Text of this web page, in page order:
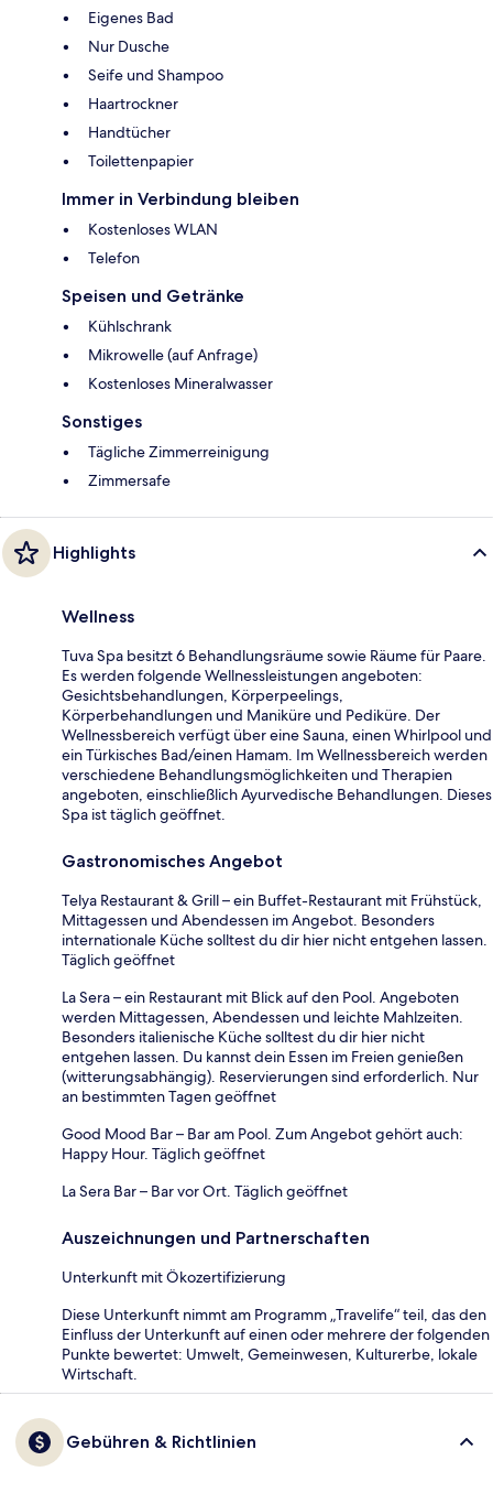
Eigenes Bad
Nur Dusche
Seife und Shampoo
Haartrockner
Handtücher
Toilettenpapier
Immer in Verbindung bleiben
Kostenloses WLAN
Telefon
Speisen und Getränke
Kühlschrank
Mikrowelle (auf Anfrage)
Kostenloses Mineralwasser
Sonstiges
Tägliche Zimmerreinigung
Zimmersafe
Highlights
Wellness
Tuva Spa besitzt 6 Behandlungsräume sowie Räume für Paare.
Es werden folgende Wellnessleistungen angeboten:
Gesichtsbehandlungen, Körperpeelings,
Körperbehandlungen und Maniküre und Pediküre. Der
Wellnessbereich verfügt über eine Sauna, einen Whirlpool und
ein Türkisches Bad/einen Hamam. Im Wellnessbereich werden
verschiedene Behandlungsmöglichkeiten und Therapien
angeboten, einschließlich Ayurvedische Behandlungen. Dieses
Spa ist täglich geöffnet.
Gastronomisches Angebot
Telya Restaurant & Grill – ein Buffet-Restaurant mit Frühstück,
Mittagessen und Abendessen im Angebot. Besonders
internationale Küche solltest du dir hier nicht entgehen lassen.
Täglich geöffnet
La Sera – ein Restaurant mit Blick auf den Pool. Angeboten
werden Mittagessen, Abendessen und leichte Mahlzeiten.
Besonders italienische Küche solltest du dir hier nicht
entgehen lassen. Du kannst dein Essen im Freien genießen
(witterungsabhängig). Reservierungen sind erforderlich. Nur
an bestimmten Tagen geöffnet
Good Mood Bar – Bar am Pool. Zum Angebot gehört auch:
Happy Hour. Täglich geöffnet
La Sera Bar – Bar vor Ort. Täglich geöffnet
Auszeichnungen und Partnerschaften
Unterkunft mit Ökozertifizierung
Diese Unterkunft nimmt am Programm „Travelife“ teil, das den
Einfluss der Unterkunft auf einen oder mehrere der folgenden
Punkte bewertet: Umwelt, Gemeinwesen, Kulturerbe, lokale
Wirtschaft.
Gebühren & Richtlinien